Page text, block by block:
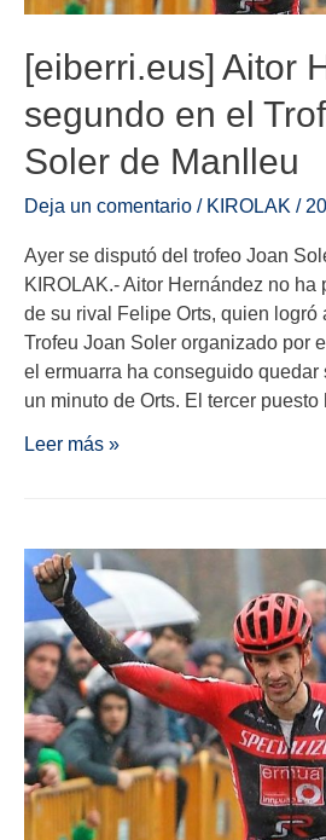
[eiberri.eus] Aitor
segundo en el
Soler de Manlleu
Deja un comentario / KIROLAK /
Ayer se disputó del trofeo Joan
KIROLAK.- Aitor Hernández no ha
de su rival Felipe Orts, quien logró
Trofeu Joan Soler organizado por
el ermuarra ha conseguido
un minuto de Orts. El tercer
Leer más »